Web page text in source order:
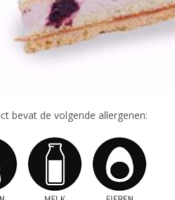
bevat de volgende allergenen: